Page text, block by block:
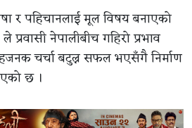
र पहिचानलाई मूल विषय बनाएको
प्रवासी नेपालीबीच गहिरो प्रभाव
चर्चा बटुल्न सफल भएसँगै निर्माण
छ ।